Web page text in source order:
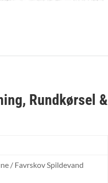
Rundkørsel &
/ Favrskov Spildevand